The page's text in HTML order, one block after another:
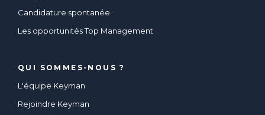
Candidature spontanée
Les opportunités Top Management
QUI SOMMES-NOUS ?
L'équipe Keyman
Rejoindre Keyman